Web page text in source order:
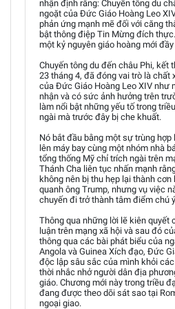
nhận định rằng: Chuyến tông du
ngoặt của Đức Giáo Hoàng Leo
phản ứng mạnh mẽ đối với căng
bật thông điệp Tin Mừng đích
một kỷ nguyên giáo hoàng mới đầy
Chuyến tông du đến châu Phi, kết
23 tháng 4, đã đóng vai trò là chất
của Đức Giáo Hoàng Leo XIV như
nhận và có sức ảnh hưởng trên
làm nổi bật những yếu tố trong
ngài mà trước đây bị che khuất.
Nó bắt đầu bằng một sự trùng
lên máy bay cùng một nhóm nhà
tổng thống Mỹ chỉ trích ngài trên
Thánh Cha liên tục nhấn mạnh
không nên bị thu hẹp lại thành cơn
quanh ông Trump, nhưng vụ việc
chuyến đi trở thành tâm điểm chú
Thông qua những lời lẽ kiên quyết
luận trên mạng xã hội và sau đó
thông qua các bài phát biểu của
Angola và Guinea Xích đạo, Đức
độc lập sâu sắc của mình khỏi
thời nhắc nhở người dân địa
giáo. Chương mới này trong triều
đang được theo dõi sát sao tại
ngoại giao.